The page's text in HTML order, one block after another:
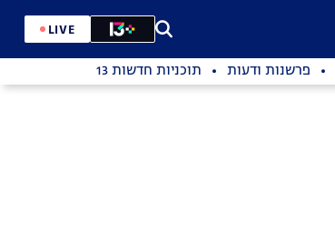
LIVE
פרשנות ודעות תוכניות חדשות 13